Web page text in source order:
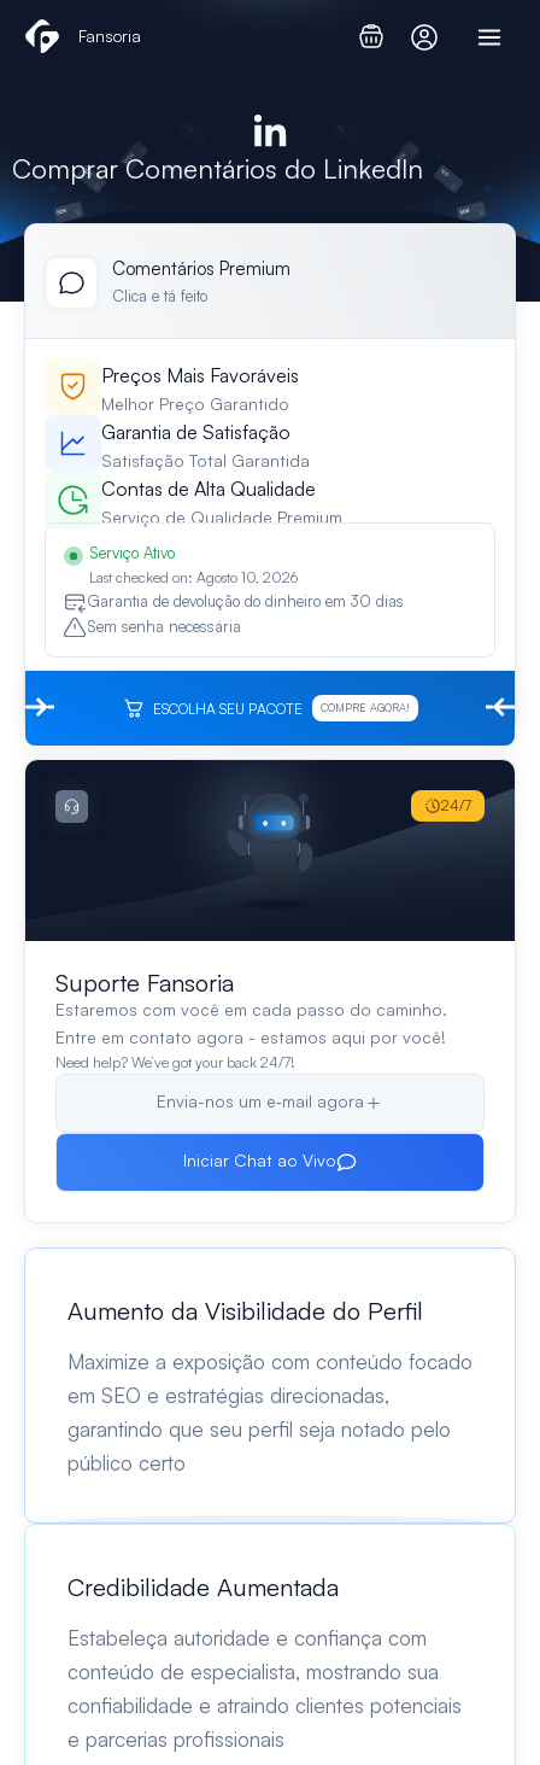
Fansoria
Comprar Comentários do LinkedIn
Comentários Premium
Clica e tá feito
Preços Mais Favoráveis
Melhor Preço Garantido
Garantia de Satisfação
Satisfação Total Garantida
Contas de Alta Qualidade
Serviço de Qualidade Premium
Serviço Ativo
Last checked on: Agosto 10, 2026
Garantia de devolução do dinheiro em 30 dias
Sem senha necessária
ESCOLHA SEU PACOTE COMPRE AGORA!
Suporte Fansoria
Estaremos com você em cada passo do caminho.
Entre em contato agora - estamos aqui por você!
Need help? We’ve got your back 24/7!
Envia-nos um e‑mail agora
Iniciar Chat ao Vivo
24/7
Aumento da Visibilidade do Perfil
Maximize a exposição com conteúdo focado
em SEO e estratégias direcionadas,
garantindo que seu perfil seja notado pelo
público certo
Credibilidade Aumentada
Estabeleça autoridade e confiança com
conteúdo de especialista, mostrando sua
confiabilidade e atraindo clientes potenciais
e parcerias profissionais